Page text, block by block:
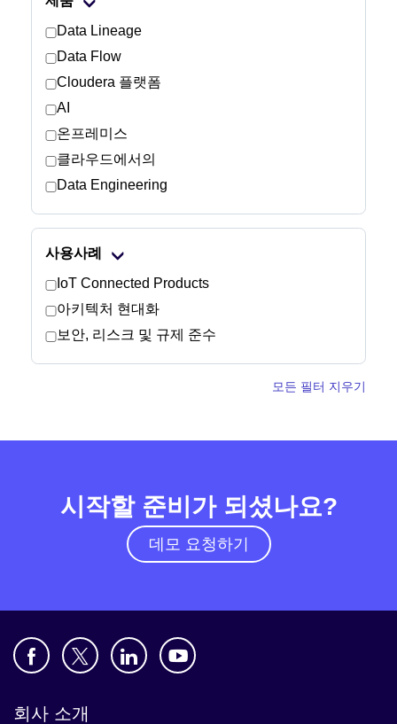
금융 서비스
제조
보험
통신
공공 부문
의료
교육
Data Lineage
Data Flow
Cloudera 플랫폼
AI
온프레미스
클라우드에서의
Data Engineering
사용사례
IoT Connected Products
아키텍처 현대화
보안, 리스크 및 규제 준수
모든 필터 지우기
시작할 준비가 되셨나요?
데모 요청하기
회사 소개